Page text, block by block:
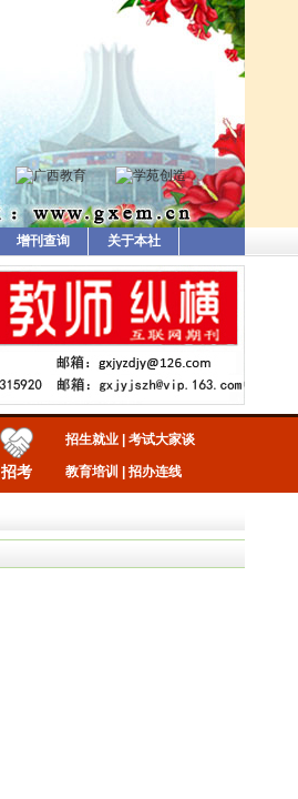
增刊查询 关于本社
招考
招生就业 考试大家谈
教育培训 招办连线